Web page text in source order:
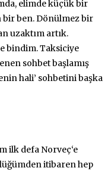
elimde küçük bir
bir ben. Dönülmez bir
uzaktım artık.
bindim. Taksiciye
sohbet başlamış
hali’ sohbetini başka
ilk defa Norveç‘e
itibaren hep